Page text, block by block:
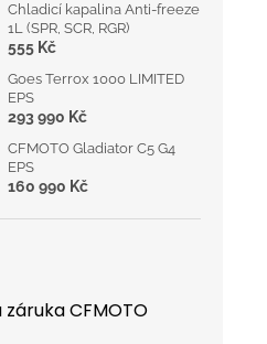
Chladicí kapalina Anti-freeze
1L (SPR, SCR, RGR)
555 Kč
Goes Terrox 1000 LIMITED
EPS
293 990 Kč
CFMOTO Gladiator C5 G4
EPS
160 990 Kč
CFMOTO